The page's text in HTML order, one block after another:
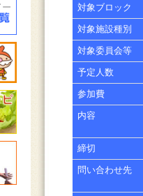
対象ブロック
対象施設種別
対象委員会等
予定人数
参加費
内容
締切
問い合わせ先